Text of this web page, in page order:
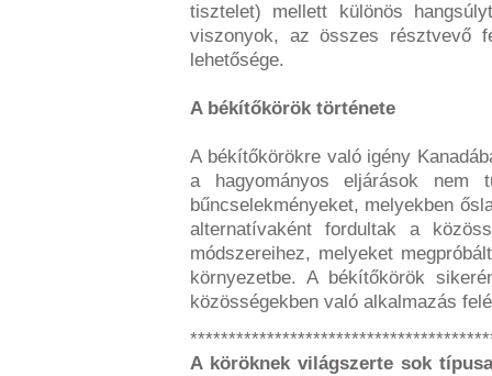
tisztelet) mellett különös
viszonyok, az összes résztvevő
lehetősége.
A békítőkörök története
A békítőkörökre való igény
a hagyományos eljárások nem
bűncselekményeket, melyekben
alternatívaként fordultak a
módszereihez, melyeket
környezetbe. A békítőkörök
közösségekben való alkalmazás
A köröknek világszerte sok